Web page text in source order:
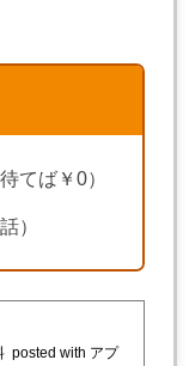
てば￥0）
）
posted with アプ